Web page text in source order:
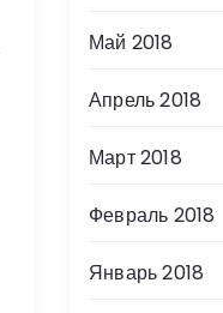
Май 2018
Апрель 2018
Март 2018
Февраль 2018
Январь 2018